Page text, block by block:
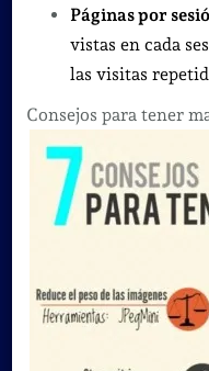
Páginas por
vistas en cada
las visitas
Consejos para tener